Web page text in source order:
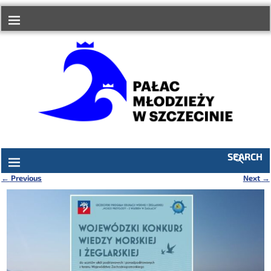
treści
SEARCH
Nawigacja
← Previous Next →